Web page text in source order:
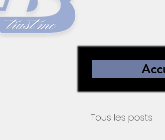
Tous les posts